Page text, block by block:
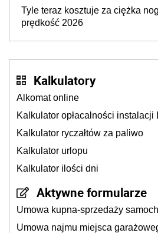
Tyle teraz kosztuje za ciężka
prędkość 2026
Kalkulatory
Alkomat online
Kalkulator opłacalności instalacji
Kalkulator ryczałtów za paliwo
Kalkulator urlopu
Kalkulator ilości dni
Aktywne formularze
Umowa kupna-sprzedaży
Umowa najmu miejsca